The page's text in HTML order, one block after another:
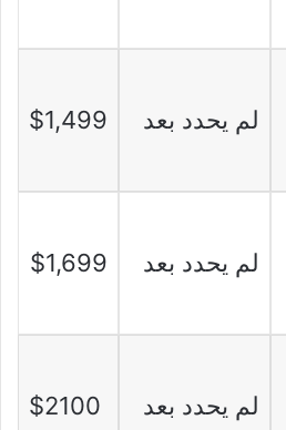
لم يحدد بعد $1,499
لم يحدد بعد $1,699
لم يحدد بعد